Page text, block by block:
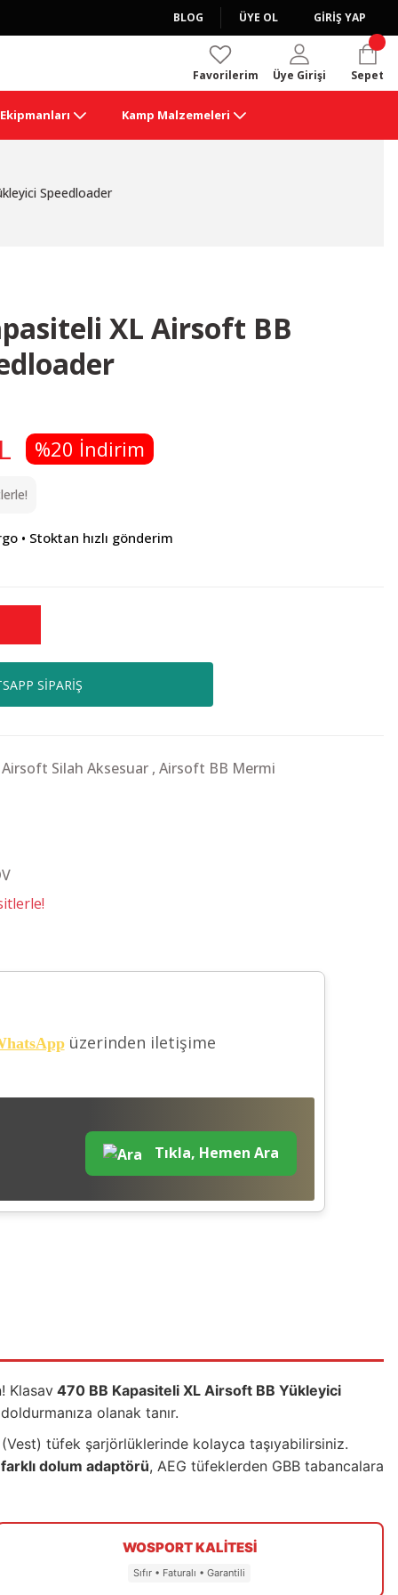
BLOG ÜYE OL GİRİŞ YAP
Favorilerim Üye Girişi Sepet
Ekipmanları Kamp Malzemeleri
Speedloader
XL Airsoft BB
%20 İndirim
• Stoktan hızlı gönderim
SİPARİŞ
Airsoft Silah Aksesuar , Airsoft BB Mermi
üzerinden iletişime
Tıkla, Hemen Ara
Klasav 470 BB Kapasiteli XL Airsoft BB Yükleyici
olanak tanır.
tüfek şarjörlüklerinde kolayca taşıyabilirsiniz.
dolum adaptörü, AEG tüfeklerden GBB tabancalara
WOSPORT KALİTESİ
Sıfır • Faturalı • Garantili